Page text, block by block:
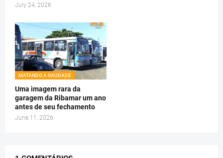
July 24, 2026
MATANDO A SAUDADE
Uma imagem rara da
garagem da Ribamar um ano
antes de seu fechamento
June 11, 2026